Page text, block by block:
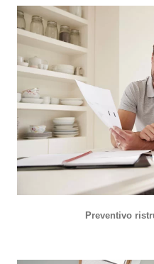
Preventivo